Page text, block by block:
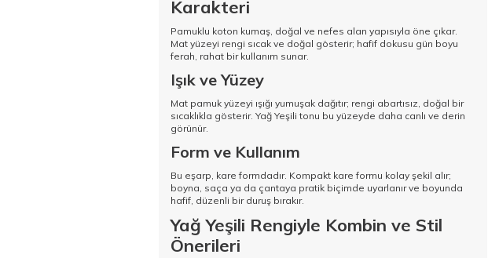
Karakteri
Pamuklu koton kumaş, doğal ve nefes alan yapısıyla öne çıkar.
Mat yüzeyi rengi sıcak ve doğal gösterir; hafif dokusu gün boyu
ferah, rahat bir kullanım sunar.
Işık ve Yüzey
Mat pamuk yüzeyi ışığı yumuşak dağıtır; rengi abartısız, doğal bir
sıcaklıkla gösterir. Yağ Yeşili tonu bu yüzeyde daha canlı ve derin
görünür.
Form ve Kullanım
Bu eşarp, kare formdadır. Kompakt kare formu kolay şekil alır;
boyna, saça ya da çantaya pratik biçimde uyarlanır ve boyunda
hafif, düzenli bir duruş bırakır.
Yağ Yeşili Rengiyle Kombin ve Stil
Önerileri